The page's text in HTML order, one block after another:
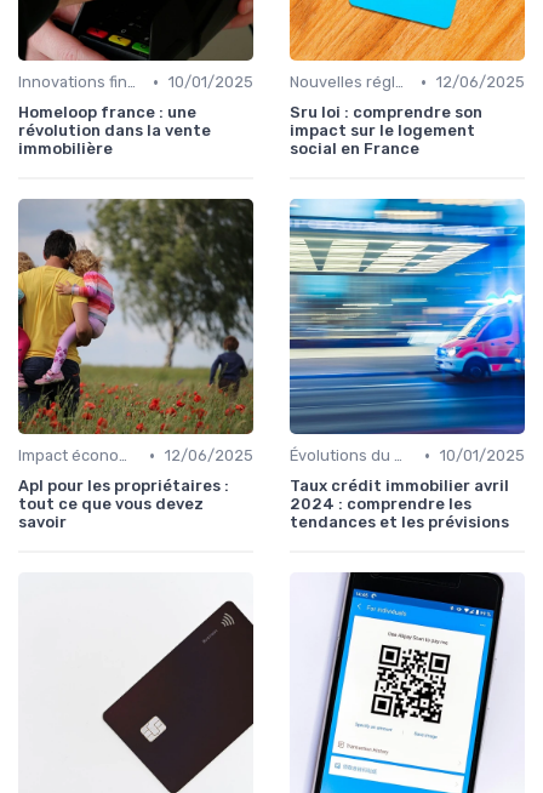
Innovations financières • 10/01/2025
Homeloop france : une
révolution dans la vente
immobilière
Nouvelles réglementations • 12/06/2025
Sru loi : comprendre son
impact sur le logement
social en France
Impact économique et social • 12/06/2025
Apl pour les propriétaires :
tout ce que vous devez
savoir
Évolutions du marché du crédit • 10/01/2025
Taux crédit immobilier avril
2024 : comprendre les
tendances et les prévisions